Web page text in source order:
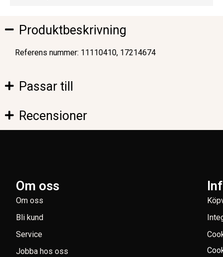
Produktbeskrivning
Referens nummer: 11110410, 17214674
Passar till
Recensioner
Om oss
Om oss
Bli kund
Service
Jobba hos oss